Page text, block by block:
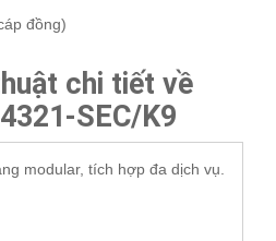
đồng)
chi tiết về
SEC/K9
modular, tích hợp đa dịch vụ.